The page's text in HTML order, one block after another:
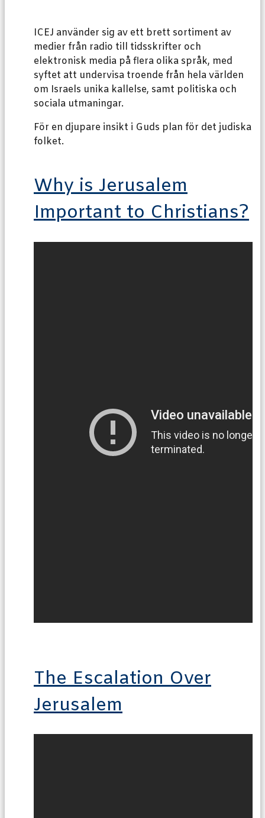
ICEJ använder sig av ett brett sortiment av
medier från radio till tidsskrifter och
elektronisk media på flera olika språk, med
syftet att undervisa troende från hela världen
om Israels unika kallelse, samt politiska och
sociala utmaningar.
För en djupare insikt i Guds plan för det judiska
folket.
Why is Jerusalem
Important to Christians?
The Escalation Over
Jerusalem